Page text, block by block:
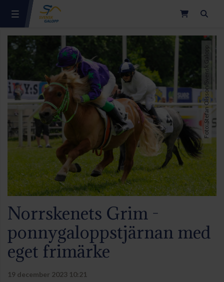
Foto: Stefan Olsson/Svensk Galopp
Norrskenets Grim -
ponnygaloppstjärnan med
eget frimärke
19 december 2023 10:21